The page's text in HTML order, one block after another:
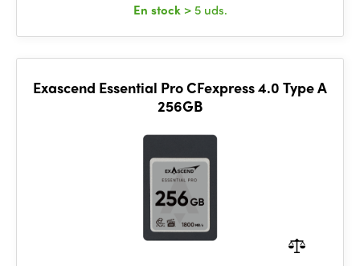
En stock > 5 uds.
Exascend Essential Pro CFexpress 4.0 Type A
256GB